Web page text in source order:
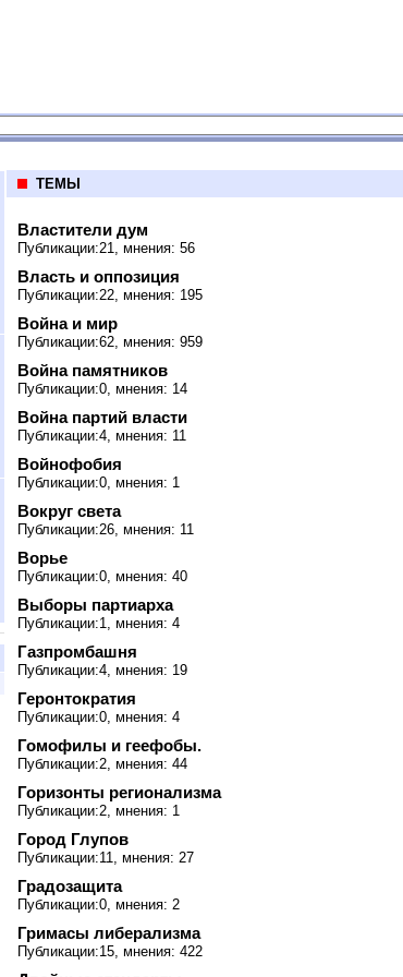
ТЕМЫ
Властители дум
Публикации:21, мнения: 56
Власть и оппозиция
Публикации:22, мнения: 195
Война и мир
Публикации:62, мнения: 959
Война памятников
Публикации:0, мнения: 14
Война партий власти
Публикации:4, мнения: 11
Войнофобия
Публикации:0, мнения: 1
Вокруг света
Публикации:26, мнения: 11
Ворье
Публикации:0, мнения: 40
Выборы партиарха
Публикации:1, мнения: 4
Газпромбашня
Публикации:4, мнения: 19
Геронтократия
Публикации:0, мнения: 4
Гомофилы и геефобы.
Публикации:2, мнения: 44
Горизонты регионализма
Публикации:2, мнения: 1
Город Глупов
Публикации:11, мнения: 27
Градозащита
Публикации:0, мнения: 2
Гримасы либерализма
Публикации:15, мнения: 422